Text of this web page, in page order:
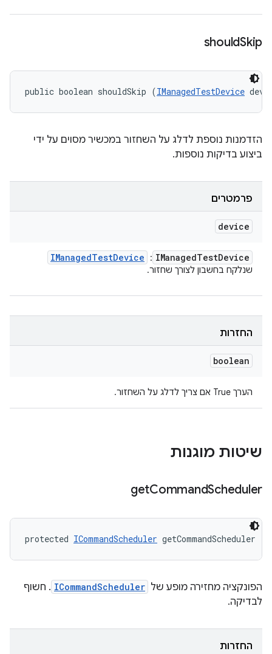
shouldSkip
public boolean shouldSkip (IManagedTestDevice
הזדמנות נוספת לדלג על השחזור במכשיר מסוים על ידי
ביצוע בדיקות נוספות.
פרמטרים
device
IManagedTestDevice
:
IManagedTestDevice
שנלקח בחשבון לצורך שחזור.
החזרות
boolean
הערך True אם צריך לדלג על השחזור.
שיטות מוגנות
getCommandScheduler
protected ICommandScheduler getCommandScheduler ()
הפונקציה מחזירה מופע של ICommandScheduler . חשוף
לבדיקה.
החזרות